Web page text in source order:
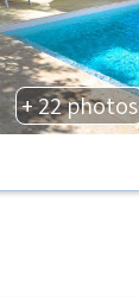
+ 22 photos